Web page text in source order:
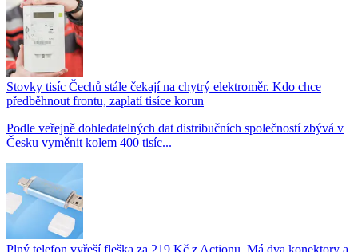
Stovky tisíc Čechů stále čekají na chytrý elektroměr. Kdo chce
předběhnout frontu, zaplatí tisíce korun
Podle veřejně dohledatelných dat distribučních společností zbývá v
Česku vyměnit kolem 400 tisíc...
Plný telefon vyřeší fleška za 219 Kč z Actionu. Má dva konektory a